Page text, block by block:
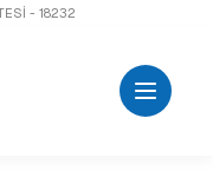
- 18232